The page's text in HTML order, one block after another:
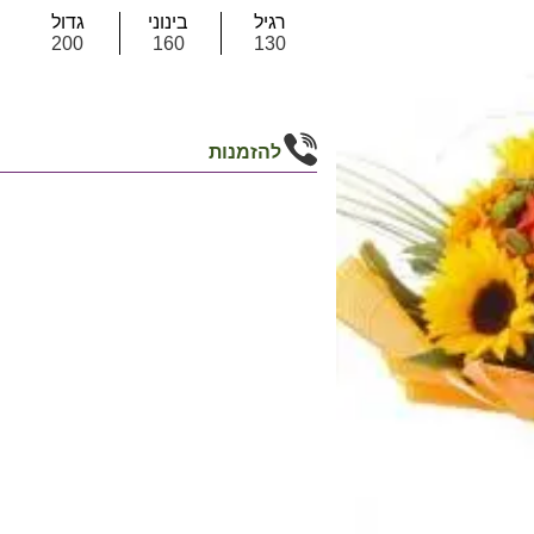
רגיל
130
בינוני
160
גדול
200
להזמנות